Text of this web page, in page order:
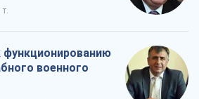
функционированию
военного